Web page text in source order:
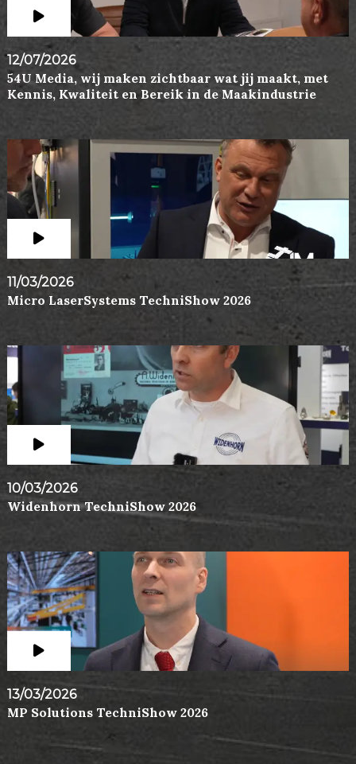
12/07/2026
54U Media, wij maken zichtbaar wat jij maakt, met
Kennis, Kwaliteit en Bereik in de Maakindustrie
11/03/2026
Micro LaserSystems TechniShow 2026
10/03/2026
Widenhorn TechniShow 2026
13/03/2026
MP Solutions TechniShow 2026